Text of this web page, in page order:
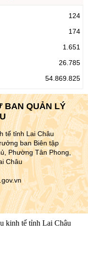
124
174
1.651
26.785
54.869.825
BAN QUẢN LÝ
tế tỉnh Lai Châu
ban Biên tập
Phường Tân Phong,
Châu
kinh tế tỉnh Lai Châu